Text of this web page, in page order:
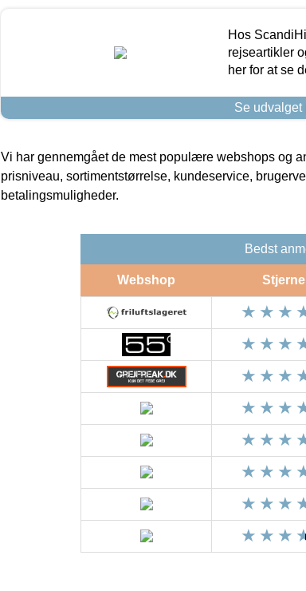
Hos
rejseartikler
her for at se
Se
Vi har gennemgået de mest populære webshops og
prisniveau, sortimentstørrelse, kundeservice,
betalingsmuligheder.
Bedst
Webshop